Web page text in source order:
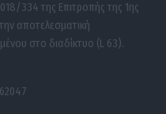
334 της Επιτροπής της 1ης
αποτελεσματική
στο διαδίκτυο (L 63).